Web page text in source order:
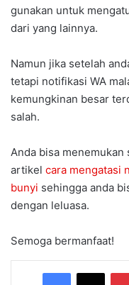
gunakan untuk
dari yang lainnya.
Namun jika setelah
tetapi notifikasi WA
kemungkinan besar
salah.
Anda bisa
artikel cara mengatasi
bunyi sehingga anda
dengan leluasa.
Semoga bermanfaat!
Facebook
X